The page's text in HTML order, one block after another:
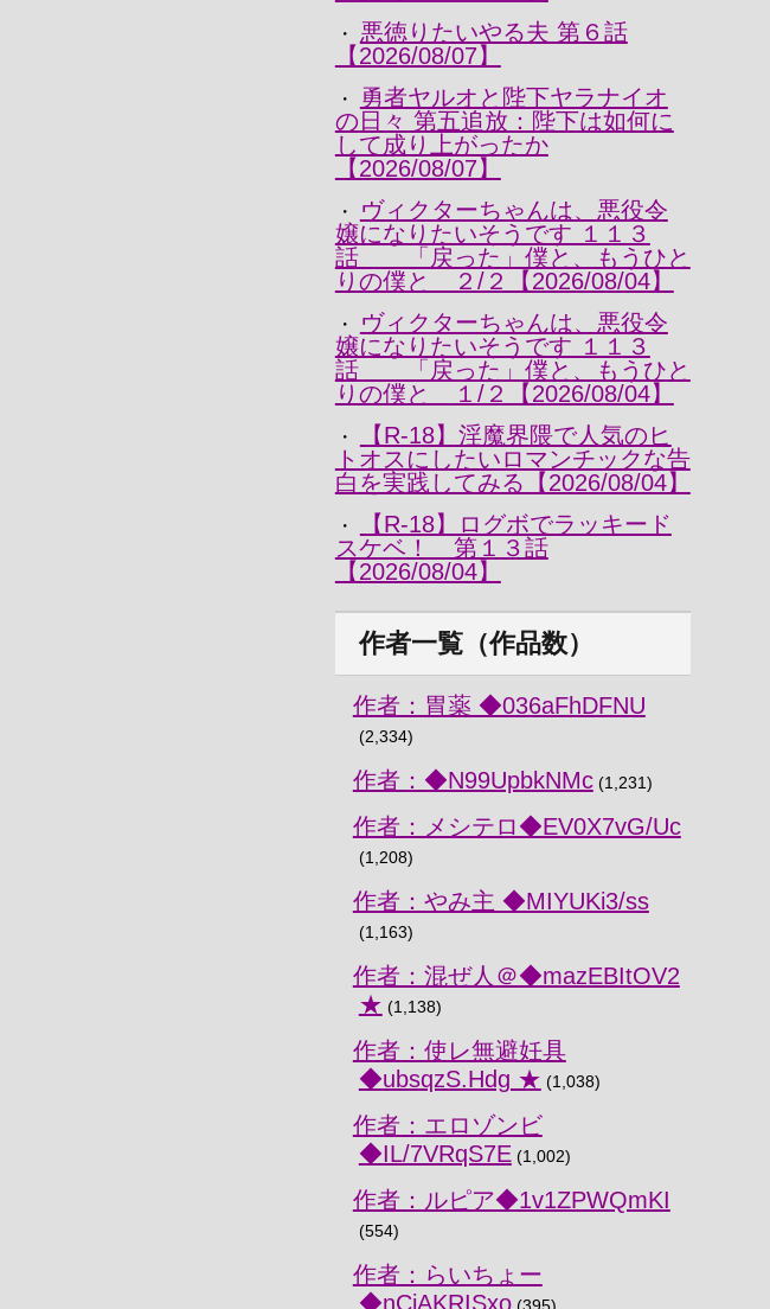
・
悪徳りたいやる夫 第６話
【2026/08/07】
・
勇者ヤルオと陛下ヤラナイオ
の日々 第五追放：陛下は如何に
して成り上がったか
【2026/08/07】
・
ヴィクターちゃんは、悪役令
嬢になりたいそうです １１３
話 「戻った」僕と、もうひと
りの僕と ２/２【2026/08/04】
・
ヴィクターちゃんは、悪役令
嬢になりたいそうです １１３
話 「戻った」僕と、もうひと
りの僕と １/２【2026/08/04】
・
【R-18】淫魔界隈で人気のヒ
トオスにしたいロマンチックな告
白を実践してみる【2026/08/04】
・
【R-18】ログボでラッキード
スケベ！ 第１３話
【2026/08/04】
作者一覧（作品数）
作者：胃薬 ◆036aFhDFNU
(2,334)
作者：◆N99UpbkNMc(1,231)
作者：メシテロ◆EV0X7vG/Uc
(1,208)
作者：やみ主 ◆MIYUKi3/ss
(1,163)
作者：混ぜ人＠◆mazEBItOV2
★ (1,138)
作者：使レ無避妊具
◆ubsqzS.Hdg ★ (1,038)
作者：エロゾンビ
◆IL/7VRqS7E(1,002)
作者：ルピア◆1v1ZPWQmKI
(554)
作者：らいちょー
◆nCjAKRISxo